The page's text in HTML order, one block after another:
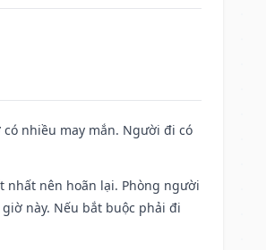
nhiều may mắn. Người đi có
nhất nên hoãn lại. Phòng người
này. Nếu bắt buộc phải đi